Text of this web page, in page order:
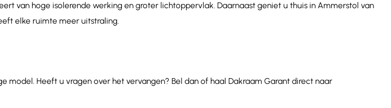
van hoge isolerende werking en groter lichtoppervlak. Daarnaast geniet u thuis in Ammerstol van
elke ruimte meer uitstraling.
model. Heeft u vragen over het vervangen? Bel dan of haal Dakraam Garant direct naar